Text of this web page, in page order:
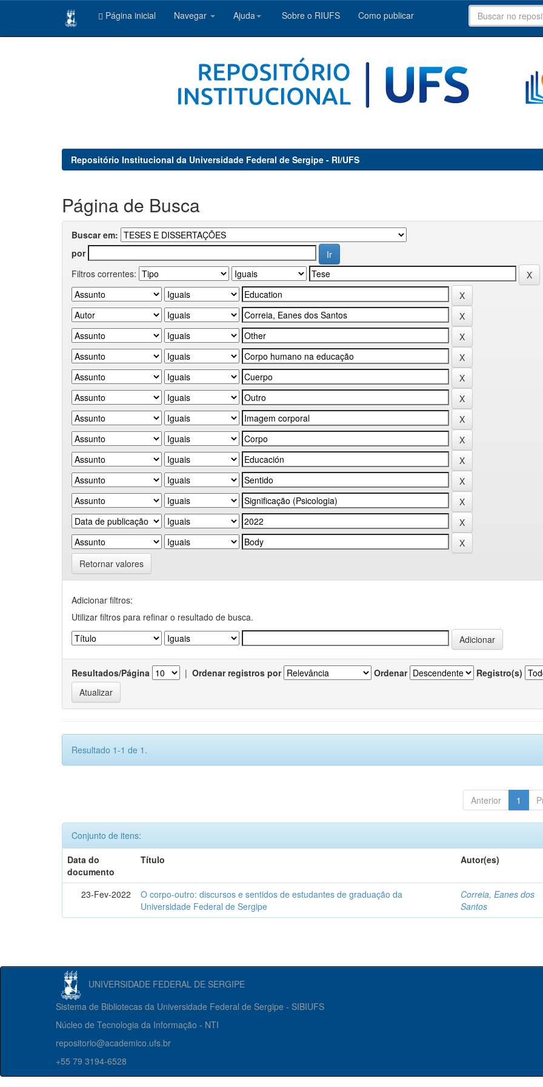
Página inicial Navegar Ajuda Sobre o RIUFS Como publicar
Repositório Institucional da Universidade Federal de Sergipe - RI/UFS
Página de Busca
Buscar em:
por
Filtros correntes:
Retornar valores
Adicionar filtros:
Utilizar filtros para refinar o resultado de busca.
Resultados/Página | Ordenar registros por Ordenar Registro(s)
Resultado 1-1 de 1.
Anterior 1
Conjunto de itens:
Data do
documento
Título Autor(es)
23-Fev-2022
O corpo-outro: discursos e sentidos de estudantes de graduação da
Universidade Federal de Sergipe
Correia, Eanes dos
Santos
UNIVERSIDADE FEDERAL DE SERGIPE
Sistema de Bibliotecas da Universidade Federal de Sergipe - SIBIUFS
Núcleo de Tecnologia da Informação - NTI
repositorio@academico.ufs.br
+55 79 3194-6528